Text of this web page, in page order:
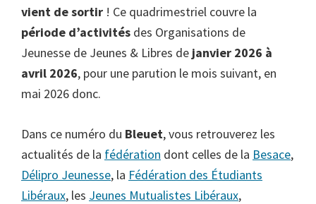
vient de sortir ! Ce quadrimestriel couvre la
période d’activités des Organisations de
Jeunesse de Jeunes & Libres de janvier 2026 à
avril 2026, pour une parution le mois suivant, en
mai 2026 donc.
Dans ce numéro du Bleuet, vous retrouverez les
actualités de la fédération dont celles de la Besace,
Délipro Jeunesse, la Fédération des Étudiants
Libéraux, les Jeunes Mutualistes Libéraux,